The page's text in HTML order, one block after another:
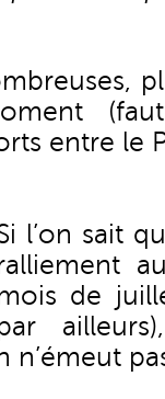
entre le
l’on sait
de
n’émeut